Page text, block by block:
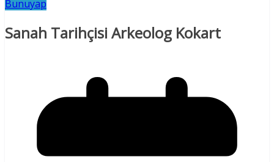
Bunuyap
Sanah Tarihçisi Arkeolog Kokart